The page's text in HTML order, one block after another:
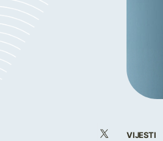
VIJESTI